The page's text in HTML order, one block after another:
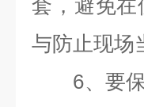
套，避免
与防止现场
6、要保